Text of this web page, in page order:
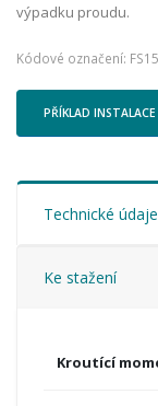
výpadku proudu.
Kódové označení:
PŘÍKLAD INSTALACE
Technické údaje
Ke stažení
Kroutící